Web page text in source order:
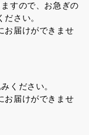
すので、お急ぎの
さい。
お届けができませ
ください。
お届けができませ